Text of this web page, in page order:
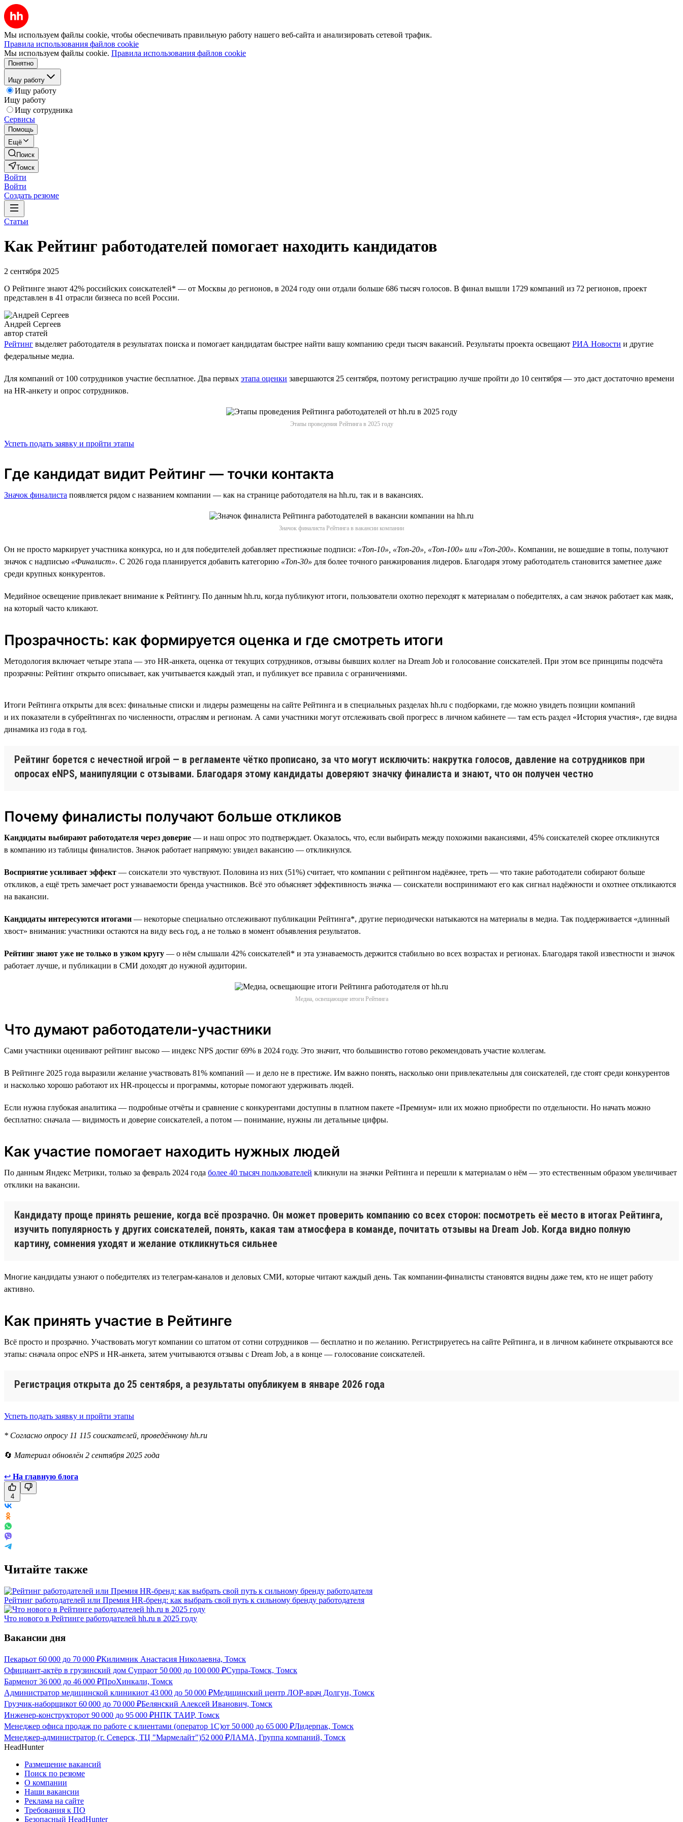
Мы используем файлы cookie, чтобы обеспечивать правильную работу нашего веб-сайта и анализировать сетевой трафик.
Правила использования файлов cookie
Мы используем файлы cookie. Правила использования файлов cookie
Понятно
Ищу работу
Ищу работу
Ищу работу
Ищу сотрудника
Сервисы
Помощь
Ещё
Поиск
Томск
Войти
Войти
Создать резюме
Статьи
Как Рейтинг работодателей помогает находить кандидатов
2 сентября 2025
О Рейтинге знают 42% российских соискателей* — от Москвы до регионов, в 2024 году они отдали больше 686 тысяч голосов. В финал вышли 1729 компаний из 72 регионов, проект
представлен в 41 отрасли бизнеса по всей России.
Андрей Сергеев
автор статей
Рейтинг выделяет работодателя в результатах поиска и помогает кандидатам быстрее найти вашу компанию среди тысяч вакансий. Результаты проекта освещают РИА Новости и другие
федеральные медиа.
Для компаний от 100 сотрудников участие бесплатное. Два первых этапа оценки завершаются 25 сентября, поэтому регистрацию лучше пройти до 10 сентября — это даст достаточно времени
на HR-анкету и опрос сотрудников.
Этапы проведения Рейтинга в 2025 году
Успеть подать заявку и пройти этапы
Где кандидат видит Рейтинг — точки контакта
Значок финалиста появляется рядом с названием компании — как на странице работодателя на hh.ru, так и в вакансиях.
Значок финалиста Рейтинга в вакансии компании
Он не просто маркирует участника конкурса, но и для победителей добавляет престижные подписи: «Топ-10», «Топ-20», «Топ-100» или «Топ-200». Компании, не вошедшие в топы, получают
значок с надписью «Финалист». С 2026 года планируется добавить категорию «Топ-30» для более точного ранжирования лидеров. Благодаря этому работодатель становится заметнее даже
среди крупных конкурентов.
Медийное освещение привлекает внимание к Рейтингу. По данным hh.ru, когда публикуют итоги, пользователи охотно переходят к материалам о победителях, а сам значок работает как маяк,
на который часто кликают.
Прозрачность: как формируется оценка и где смотреть итоги
Методология включает четыре этапа — это HR-анкета, оценка от текущих сотрудников, отзывы бывших коллег на Dream Job и голосование соискателей. При этом все принципы подсчёта
прозрачны: Рейтинг открыто описывает, как учитывается каждый этап, и публикует все правила с ограничениями.
Итоги Рейтинга открыты для всех: финальные списки и лидеры размещены на сайте Рейтинга и в специальных разделах hh.ru с подборками, где можно увидеть позиции компаний
и их показатели в субрейтингах по численности, отраслям и регионам. А сами участники могут отслеживать свой прогресс в личном кабинете — там есть раздел «История участия», где видна
динамика из года в год.
Рейтинг борется с нечестной игрой — в регламенте чётко прописано, за что могут исключить: накрутка голосов, давление на сотрудников при
опросах eNPS, манипуляции с отзывами. Благодаря этому кандидаты доверяют значку финалиста и знают, что он получен честно
Почему финалисты получают больше откликов
Кандидаты выбирают работодателя через доверие — и наш опрос это подтверждает. Оказалось, что, если выбирать между похожими вакансиями, 45% соискателей скорее откликнутся
в компанию из таблицы финалистов. Значок работает напрямую: увидел вакансию — откликнулся.
Восприятие усиливает эффект — соискатели это чувствуют. Половина из них (51%) считает, что компании с рейтингом надёжнее, треть — что такие работодатели собирают больше
откликов, а ещё треть замечает рост узнаваемости бренда участников. Всё это объясняет эффективность значка — соискатели воспринимают его как сигнал надёжности и охотнее откликаются
на вакансии.
Кандидаты интересуются итогами — некоторые специально отслеживают публикации Рейтинга*, другие периодически натыкаются на материалы в медиа. Так поддерживается «длинный
хвост» внимания: участники остаются на виду весь год, а не только в момент объявления результатов.
Рейтинг знают уже не только в узком кругу — о нём слышали 42% соискателей* и эта узнаваемость держится стабильно во всех возрастах и регионах. Благодаря такой известности и значок
работает лучше, и публикации в СМИ доходят до нужной аудитории.
Медиа, освещающие итоги Рейтинга
Что думают работодатели‑участники
Сами участники оценивают рейтинг высоко — индекс NPS достиг 69% в 2024 году. Это значит, что большинство готово рекомендовать участие коллегам.
В Рейтинге 2025 года выразили желание участвовать 81% компаний — и дело не в престиже. Им важно понять, насколько они привлекательны для соискателей, где стоят среди конкурентов
и насколько хорошо работают их HR-процессы и программы, которые помогают удерживать людей.
Если нужна глубокая аналитика — подробные отчёты и сравнение с конкурентами доступны в платном пакете «Премиум» или их можно приобрести по отдельности. Но начать можно
бесплатно: сначала — видимость и доверие соискателей, а потом — понимание, нужны ли детальные цифры.
Как участие помогает находить нужных людей
По данным Яндекс Метрики, только за февраль 2024 года более 40 тысяч пользователей кликнули на значки Рейтинга и перешли к материалам о нём — это естественным образом увеличивает
отклики на вакансии.
Кандидату проще принять решение, когда всё прозрачно. Он может проверить компанию со всех сторон: посмотреть её место в итогах Рейтинга,
изучить популярность у других соискателей, понять, какая там атмосфера в команде, почитать отзывы на Dream Job. Когда видно полную
картину, сомнения уходят и желание откликнуться сильнее
Многие кандидаты узнают о победителях из телеграм-каналов и деловых СМИ, которые читают каждый день. Так компании-финалисты становятся видны даже тем, кто не ищет работу
активно.
Как принять участие в Рейтинге
Всё просто и прозрачно. Участвовать могут компании со штатом от сотни сотрудников — бесплатно и по желанию. Регистрируетесь на сайте Рейтинга, и в личном кабинете открываются все
этапы: сначала опрос eNPS и HR-анкета, затем учитываются отзывы с Dream Job, а в конце — голосование соискателей.
Регистрация открыта до 25 сентября, а результаты опубликуем в январе 2026 года
Успеть подать заявку и пройти этапы
* Согласно опросу 11 115 соискателей, проведённому hh.ru
🔄 Материал обновлён 2 сентября 2025 года
↩ На главную блога
4
Читайте также
Рейтинг работодателей или Премия HR-бренд: как выбрать свой путь к сильному бренду работодателя
Что нового в Рейтинге работодателей hh.ru в 2025 году
Вакансии дня
Пекарьот 60 000 до 70 000 ₽Килимник Анастасия Николаевна, Томск
Официант-актёр в грузинский дом Супраот 50 000 до 100 000 ₽Супра-Томск, Томск
Барменот 36 000 до 46 000 ₽ПроХинкали, Томск
Администратор медицинской клиникиот 43 000 до 50 000 ₽Медицинский центр ЛОР-врач Долгун, Томск
Грузчик-наборщикот 60 000 до 70 000 ₽Белянский Алексей Иванович, Томск
Инженер-конструкторот 90 000 до 95 000 ₽НПК ТАИР, Томск
Менеджер офиса продаж по работе с клиентами (оператор 1С)от 50 000 до 65 000 ₽Лидерпак, Томск
Менеджер-администратор (г. Северск, ТЦ "Мармелайт")52 000 ₽ЛАМА, Группа компаний, Томск
HeadHunter
Размещение вакансий
Поиск по резюме
О компании
Наши вакансии
Реклама на сайте
Требования к ПО
Безопасный HeadHunter